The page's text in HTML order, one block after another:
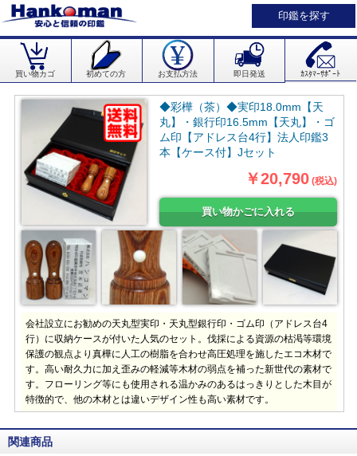
印鑑を探す
買い物カゴ 初めての方 お支払方法 即日発送 ｶｽﾀﾏｰｻﾎﾟｰﾄ
◆彩樺（茶）◆実印18.0mm【天
丸】・銀行印16.5mm【天丸】・ゴ
ム印【アドレス台4行】法人印鑑3
本【ケース付】Jセット
￥20,790 (税込)
会社設立にお勧めの天丸型実印・天丸型銀行印・ゴム印（アドレス台4
行）に収納ケースが付いた人気のセット。伐採による資源の枯渇等環境
保護の観点より真樺に人工の樹脂を合わせ高圧処理を施したエコ木材で
す。高い耐久力に加え歪みの軽減等木材の弱点を補った新世代の素材で
す。フローリング等にも使用される温かみのあるはっきりとした木目が
特徴的で、他の木材とは違いデザイン性も高い素材です。
関連商品